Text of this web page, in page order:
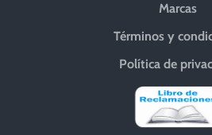
Marcas
Términos y
Política de